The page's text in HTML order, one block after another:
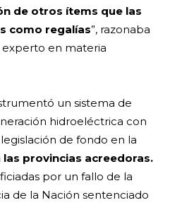
de otros ítems que las
como regalías”, razonaba
en materia
un sistema de
hidroeléctrica con
de fondo en la
provincias acreedoras.
por un fallo de la
de la Nación sentenciado